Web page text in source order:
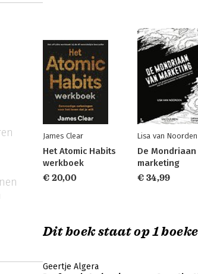
James Clear
Het Atomic Habits
werkboek
€ 20,00
Lisa van Noorden
De Mondriaan
marketing
€ 34,99
Dit boek staat op 1
Geertje Algera